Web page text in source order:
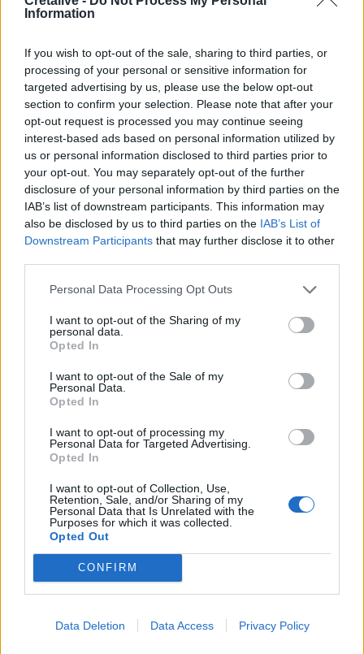
Information
If you wish to opt-out of the sale, sharing to third parties, or
processing of your personal or sensitive information for
targeted advertising by us, please use the below opt-out
section to confirm your selection. Please note that after your
opt-out request is processed you may continue seeing
interest-based ads based on personal information utilized by
us or personal information disclosed to third parties prior to
your opt-out. You may separately opt-out of the further
disclosure of your personal information by third parties on the
IAB’s list of downstream participants. This information may
also be disclosed by us to third parties on the IAB’s List of
Downstream Participants that may further disclose it to other
Personal Data Processing Opt Outs
I want to opt-out of the Sharing of my
personal data.
Opted In
I want to opt-out of the Sale of my
Personal Data.
Opted In
I want to opt-out of processing my
Personal Data for Targeted Advertising.
Opted In
I want to opt-out of Collection, Use,
Retention, Sale, and/or Sharing of my
Personal Data that Is Unrelated with the
Purposes for which it was collected.
Opted Out
CONFIRM
Data Deletion Data Access Privacy Policy
ΣΧΕΤΙΚΆ TAGS
Παύλος Μαρινάκης
Δημόσια Διαβούλευση
Περιφερειακά Κανάλια
Αδειοδότηση
Γίνε ο ρεπόρτερ του CRETALIVE
ΣΤΕΊΛΕ ΤΗΝ ΕΊΔΗΣΗ
Ροή ειδήσεων Δημοφιλή
10:48
Χαρδαλιάς: Καμία ανεμογεννήτρια σε καμένες και
10:42
έως τις 14 Αυγούστου
Γαύδος: Επιχείρηση διάσωσης 31χρονης από δύσβατο
σημείο
10:33
46χρονης